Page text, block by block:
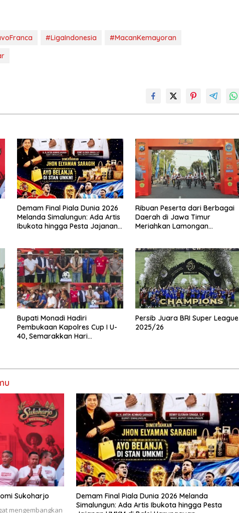
#LigaIndonesia
#MacanKemayoran
Demam Final Piala Dunia 2026
Melanda Simalungun: Ada Artis
Ibukota hingga Pesta Jajanan
Ribuan Peserta dari Berbagai
Daerah di Jawa Timur
Meriahkan Lamongan
Bupati Monadi Hadiri
Pembukaan Kapolres Cup I U-
40, Semarakkan Hari
Persib Juara BRI Super League
2025/26
Sukoharjo
mengembangkan
Demam Final Piala Dunia 2026 Melanda
Simalungun: Ada Artis Ibukota hingga Pesta